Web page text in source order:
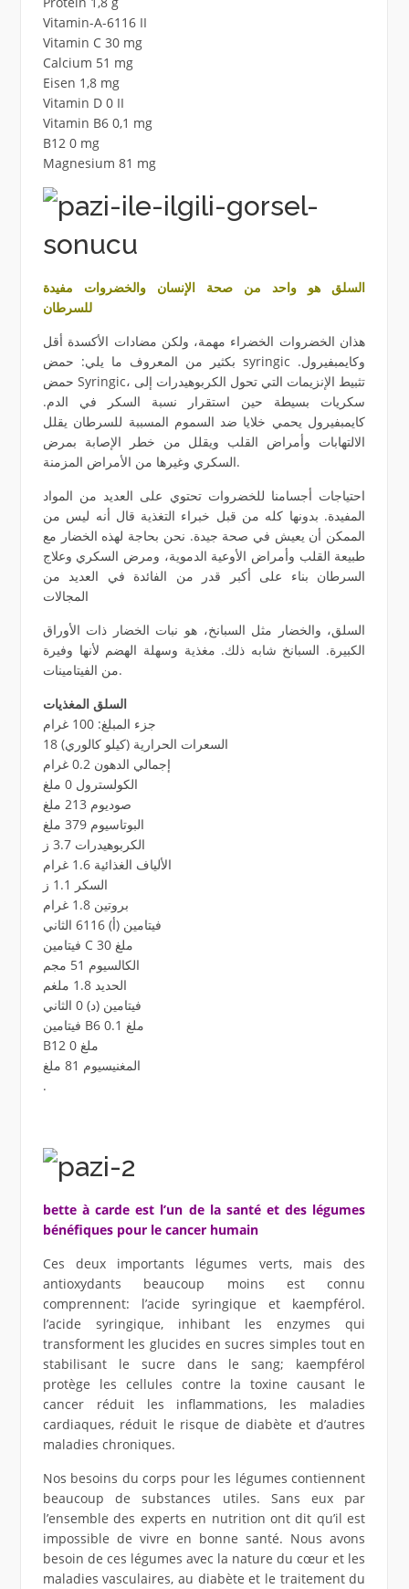
Vitamin-A-6116 II
Vitamin C 30 mg
Calcium 51 mg
Eisen 1,8 mg
Vitamin D 0 II
Vitamin B6 0,1 mg
B12 0 mg
Magnesium 81 mg
السلق هو واحد من صحة الإنسان والخضروات مفيدة
للسرطان
هذان الخضروات الخضراء مهمة، ولكن مضادات الأكسدة أقل
بكثير من المعروف ما يلي: حمض syringic وكايمبفيرول.
حمض Syringic، تثبيط الإنزيمات التي تحول الكربوهيدرات إلى
سكريات بسيطة حين استقرار نسبة السكر في الدم.
كايمبفيرول يحمي خلايا ضد السموم المسببة للسرطان يقلل
الالتهابات وأمراض القلب ويقلل من خطر الإصابة بمرض
السكري وغيرها من الأمراض المزمنة.
احتياجات أجسامنا للخضروات تحتوي على العديد من المواد
المفيدة. بدونها كله من قبل خبراء التغذية قال أنه ليس من
الممكن أن يعيش في صحة جيدة. نحن بحاجة لهذه الخضار مع
طبيعة القلب وأمراض الأوعية الدموية، ومرض السكري وعلاج
السرطان بناء على أكبر قدر من الفائدة في العديد من
المجالات
السلق، والخضار مثل السبانخ، هو نبات الخضار ذات الأوراق
الكبيرة. السبانخ شابه ذلك. مغذية وسهلة الهضم لأنها وفيرة
من الفيتامينات.
السلق المغذيات
جزء المبلغ: 100 غرام
السعرات الحرارية (كيلو كالوري) 18
إجمالي الدهون 0.2 غرام
الكولسترول 0 ملغ
صوديوم 213 ملغ
البوتاسيوم 379 ملغ
الكربوهيدرات 3.7 ز
الألياف الغذائية 1.6 غرام
السكر 1.1 ز
بروتين 1.8 غرام
فيتامين (أ) 6116 الثاني
فيتامين C 30 ملغ
الكالسيوم 51 مجم
الحديد 1.8 ملغم
فيتامين (د) 0 الثاني
فيتامين B6 0.1 ملغ
B12 0 ملغ
المغنيسيوم 81 ملغ
.
bette à carde est l’un de la santé et des légumes
bénéfiques pour le cancer humain
Ces deux importants légumes verts, mais des
antioxydants beaucoup moins est connu
comprennent: l’acide syringique et kaempférol.
l’acide syringique, inhibant les enzymes qui
transforment les glucides en sucres simples tout en
stabilisant le sucre dans le sang; kaempférol
protège les cellules contre la toxine causant le
cancer réduit les inflammations, les maladies
cardiaques, réduit le risque de diabète et d’autres
maladies chroniques.
Nos besoins du corps pour les légumes contiennent
beaucoup de substances utiles. Sans eux par
l’ensemble des experts en nutrition ont dit qu’il est
impossible de vivre en bonne santé. Nous avons
besoin de ces légumes avec la nature du cœur et les
maladies vasculaires, au diabète et le traitement du